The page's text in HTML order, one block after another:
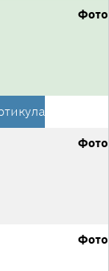
Фото
Фото
Фото